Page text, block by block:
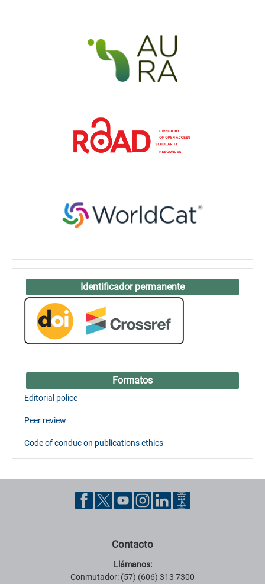
Identificador permanente
Formatos
Editorial police
Peer review
Code of conduc on publications ethics
Contacto
Llámanos:
Conmutador: (57) (606) 313 7300